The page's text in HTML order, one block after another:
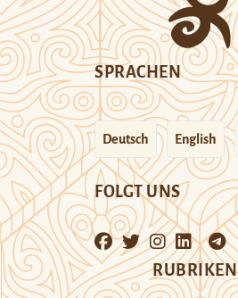
SPRACHEN
Deutsch English
FOLGT UNS
RUBRIKEN